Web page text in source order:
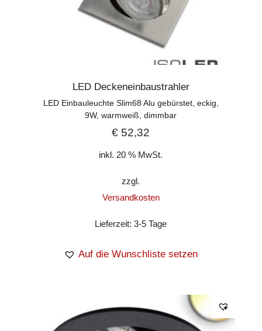
LED Deckeneinbaustrahler
LED Einbauleuchte Slim68 Alu gebürstet, eckig,
9W, warmweiß, dimmbar
€ 52,32
inkl. 20 % MwSt.
zzgl.
Versandkosten
Lieferzeit:3-5 Tage
Auf die Wunschliste setzen